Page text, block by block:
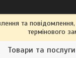
та
термінового
Товари та послуги